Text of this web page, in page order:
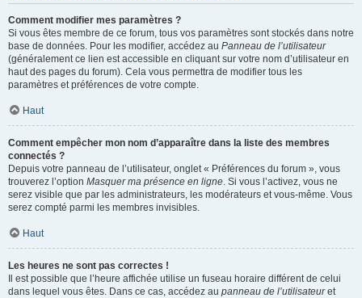
Comment modifier mes paramètres ?
Si vous êtes membre de ce forum, tous vos paramètres sont stockés dans notre
base de données. Pour les modifier, accédez au Panneau de l’utilisateur
(généralement ce lien est accessible en cliquant sur votre nom d’utilisateur en
haut des pages du forum). Cela vous permettra de modifier tous les
paramètres et préférences de votre compte.
Haut
Comment empêcher mon nom d’apparaître dans la liste des membres
connectés ?
Depuis votre panneau de l’utilisateur, onglet « Préférences du forum », vous
trouverez l’option Masquer ma présence en ligne. Si vous l’activez, vous ne
serez visible que par les administrateurs, les modérateurs et vous-même. Vous
serez compté parmi les membres invisibles.
Haut
Les heures ne sont pas correctes !
Il est possible que l’heure affichée utilise un fuseau horaire différent de celui
dans lequel vous êtes. Dans ce cas, accédez au panneau de l’utilisateuret